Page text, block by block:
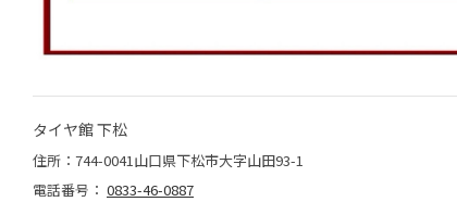
タイヤ館 下松
住所：744-0041山口県下松市大字山田93-1
電話番号： 0833-46-0887